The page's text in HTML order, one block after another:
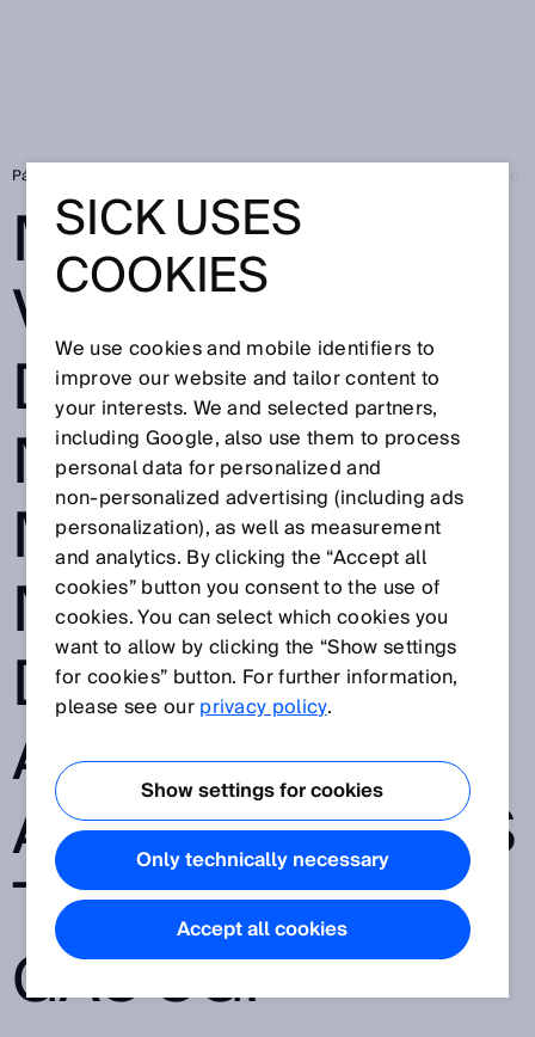
Página de inicio
MEDICIÓN
VERIFICABLE
DEL GAS
NATURAL:
MODERNIZACIÓ
N DEL PUNTO
DE
ACOPLAMIENTO
A LA RED DE LAS
TUBERÍAS DE
GAS SGI
SICK USES
COOKIES
We use cookies and mobile identifiers to
improve our website and tailor content to
your interests. We and selected partners,
including Google, also use them to process
personal data for personalized and
non‑personalized advertising (including ads
personalization), as well as measurement
and analytics. By clicking the “Accept all
cookies” button you consent to the use of
cookies. You can select which cookies you
want to allow by clicking the “Show settings
for cookies” button. For further information,
please see ourprivacy policy.
Show settings for cookies
Only technically necessary
Accept all cookies